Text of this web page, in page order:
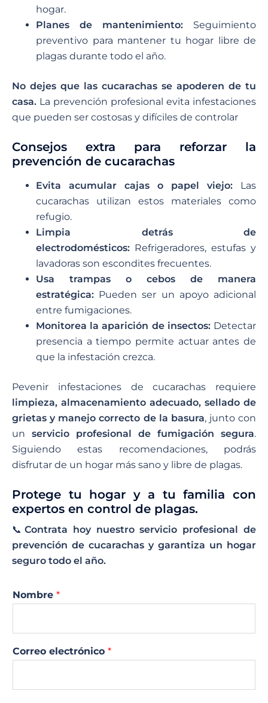
hogar.
Planes de mantenimiento: Seguimiento
preventivo para mantener tu hogar libre de
plagas durante todo el año.
No dejes que las cucarachas se apoderen de tu
casa. La prevención profesional evita infestaciones
que pueden ser costosas y difíciles de controlar
Consejos extra para reforzar la
prevención de cucarachas
Evita acumular cajas o papel viejo: Las
cucarachas utilizan estos materiales como
refugio.
Limpia detrás de
electrodomésticos: Refrigeradores, estufas y
lavadoras son escondites frecuentes.
Usa trampas o cebos de manera
estratégica: Pueden ser un apoyo adicional
entre fumigaciones.
Monitorea la aparición de insectos:Detectar
presencia a tiempo permite actuar antes de
que la infestación crezca.
Pevenir infestaciones de cucarachas requiere
limpieza, almacenamiento adecuado, sellado de
grietas y manejo correcto de la basura, junto con
un servicio profesional de fumigación segura.
Siguiendo estas recomendaciones, podrás
disfrutar de un hogar más sano y libre de plagas.
Protege tu hogar y a tu familia con
expertos en control de plagas.
📞 Contrata hoy nuestro servicio profesional de
prevención de cucarachas y garantiza un hogar
seguro todo el año.
Nombre *
Correo electrónico *